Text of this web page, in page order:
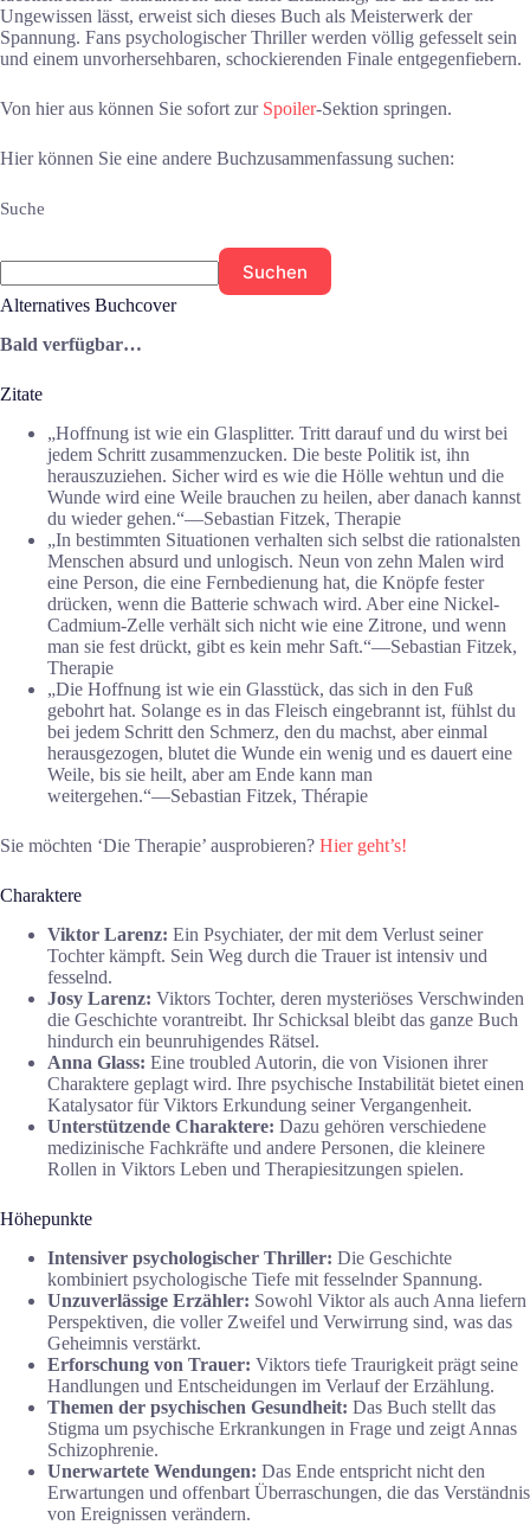
Ungewissen lässt, erweist sich dieses Buch als Meisterwerk der
Spannung. Fans psychologischer Thriller werden völlig gefesselt sein
und einem unvorhersehbaren, schockierenden Finale entgegenfiebern.
Von hier aus können Sie sofort zur Spoiler-Sektion springen.
Hier können Sie eine andere Buchzusammenfassung suchen:
Suche
Suchen
Alternatives Buchcover
Bald verfügbar…
Zitate
„Hoffnung ist wie ein Glasplitter. Tritt darauf und du wirst bei
jedem Schritt zusammenzucken. Die beste Politik ist, ihn
herauszuziehen. Sicher wird es wie die Hölle wehtun und die
Wunde wird eine Weile brauchen zu heilen, aber danach kannst
du wieder gehen.“―Sebastian Fitzek, Therapie
„In bestimmten Situationen verhalten sich selbst die rationalsten
Menschen absurd und unlogisch. Neun von zehn Malen wird
eine Person, die eine Fernbedienung hat, die Knöpfe fester
drücken, wenn die Batterie schwach wird. Aber eine Nickel-
Cadmium-Zelle verhält sich nicht wie eine Zitrone, und wenn
man sie fest drückt, gibt es kein mehr Saft.“―Sebastian Fitzek,
Therapie
„Die Hoffnung ist wie ein Glasstück, das sich in den Fuß
gebohrt hat. Solange es in das Fleisch eingebrannt ist, fühlst du
bei jedem Schritt den Schmerz, den du machst, aber einmal
herausgezogen, blutet die Wunde ein wenig und es dauert eine
Weile, bis sie heilt, aber am Ende kann man
weitergehen.“―Sebastian Fitzek, Thérapie
Sie möchten ‘Die Therapie’ ausprobieren? Hier geht’s!
Charaktere
Viktor Larenz: Ein Psychiater, der mit dem Verlust seiner
Tochter kämpft. Sein Weg durch die Trauer ist intensiv und
fesselnd.
Josy Larenz: Viktors Tochter, deren mysteriöses Verschwinden
die Geschichte vorantreibt. Ihr Schicksal bleibt das ganze Buch
hindurch ein beunruhigendes Rätsel.
Anna Glass: Eine troubled Autorin, die von Visionen ihrer
Charaktere geplagt wird. Ihre psychische Instabilität bietet einen
Katalysator für Viktors Erkundung seiner Vergangenheit.
Unterstützende Charaktere: Dazu gehören verschiedene
medizinische Fachkräfte und andere Personen, die kleinere
Rollen in Viktors Leben und Therapiesitzungen spielen.
Höhepunkte
Intensiver psychologischer Thriller: Die Geschichte
kombiniert psychologische Tiefe mit fesselnder Spannung.
Unzuverlässige Erzähler: Sowohl Viktor als auch Anna liefern
Perspektiven, die voller Zweifel und Verwirrung sind, was das
Geheimnis verstärkt.
Erforschung von Trauer: Viktors tiefe Traurigkeit prägt seine
Handlungen und Entscheidungen im Verlauf der Erzählung.
Themen der psychischen Gesundheit: Das Buch stellt das
Stigma um psychische Erkrankungen in Frage und zeigt Annas
Schizophrenie.
Unerwartete Wendungen: Das Ende entspricht nicht den
Erwartungen und offenbart Überraschungen, die das Verständnis
von Ereignissen verändern.